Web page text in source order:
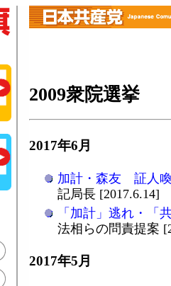
2009衆院選挙
2017年6月
加計・森友 証人
記局長 [2017.6.14]
「加計」逃れ・「
法相らの問責提案
2017年5月